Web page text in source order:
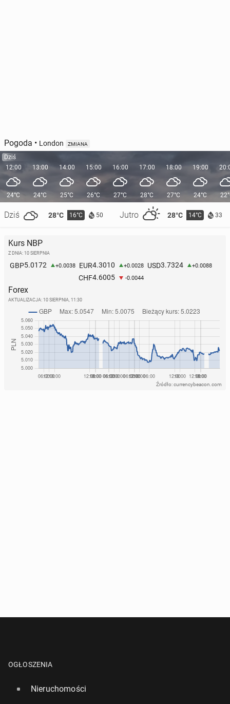
Pogoda • London ZMIANA
Dziś
12:00
24°C
Dziś 28°C 16°C 50 Jutro 28°C 14°C 33
13:00
24°C
14:00
25°C
15:00
26°C
16:00
27°C
17:00
28°C
18:00
27°C
19:00
24°C
Kurs NBP
Z DNIA: 10 SIERPNIA
GBP5.0172 +0.0038 EUR4.3010 +0.0028 USD3.7324 +0.0088
CHF4.6005 -0.0044
Forex
AKTUALIZACJA: 10 SIERPNIA, 11:30
Źródło: currencybeacon.com
OGŁOSZENIA
Nieruchomości